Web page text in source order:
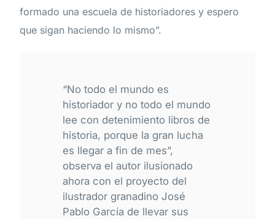
formado una escuela de historiadores y espero
que sigan haciendo lo mismo”.
“No todo el mundo es
historiador y no todo el mundo
lee con detenimiento libros de
historia, porque la gran lucha
es llegar a fin de mes”,
observa el autor ilusionado
ahora con el proyecto del
ilustrador granadino José
Pablo García de llevar sus